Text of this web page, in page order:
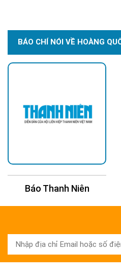
BÁO CHÍ NÓI VỀ HOÀNG
Báo Kinh Tế Châu Á